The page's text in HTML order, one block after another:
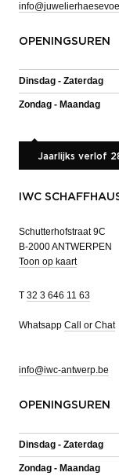
OPENINGSUREN
Dinsdag - Zaterdag
Zondag - Maandag
Jaarlijks verlof
IWC
Schutterhofstraat 9C
B-2000 ANTWERPEN
Toon op kaart
T 32 3 646 11 63
Whatsapp Call or Chat
info@iwc-antwerp.be
OPENINGSUREN
Dinsdag - Zaterdag
Zondag - Maandag